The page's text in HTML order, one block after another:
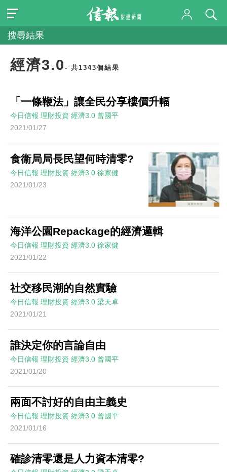
搜尋結果
經濟3.0 - 共1343個結果
「一條鞭法」讓全民分享樓價升幅
今日信報 理財投資 經濟3.0 曾國平
2021/01/27
食衞局局長民望何時清零?
今日信報 理財投資 經濟3.0 徐家健
2021/01/23
海洋公園Repackage的經濟邏輯
今日信報 理財投資 經濟3.0 徐家健
2021/01/22
社交移民潮的自然實驗
今日信報 理財投資 經濟3.0 梁天卓
2021/01/21
誰決定你的言論自由
今日信報 理財投資 經濟3.0 曾國平
2021/01/20
兩面不討好的自由主義史
今日信報 理財投資 經濟3.0 曾國平
2021/01/16
確診清零還是人力資本清零?